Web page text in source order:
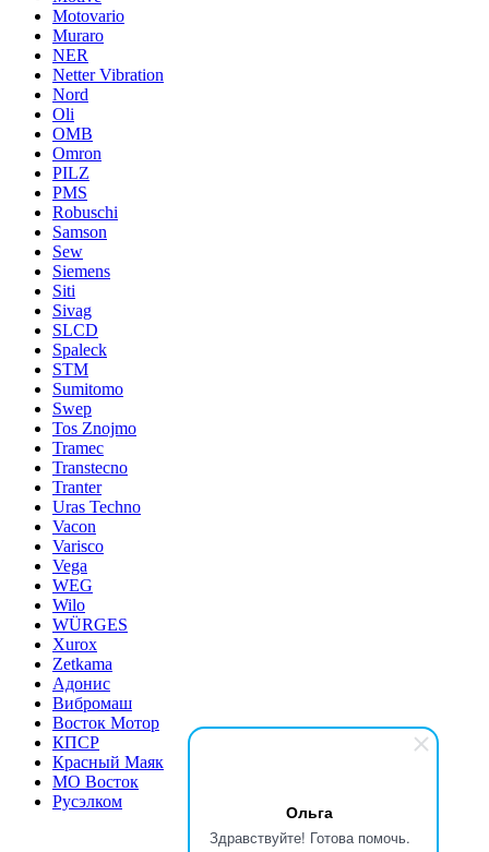
Ольга
Здравствуйте! Готова помочь.
Motovario
Muraro
NER
Netter Vibration
Nord
Oli
OMB
Omron
PILZ
PMS
Robuschi
Samson
Sew
Siemens
Siti
Sivag
SLCD
Spaleck
STM
Sumitomo
Swep
Tos Znojmo
Tramec
Transtecno
Tranter
Uras Techno
Vacon
Varisco
Vega
WEG
Wilo
WÜRGES
Xurox
Zetkama
Адонис
Вибромаш
Восток Мотор
КПСР
Красный Маяк
МО Восток
Русэлком